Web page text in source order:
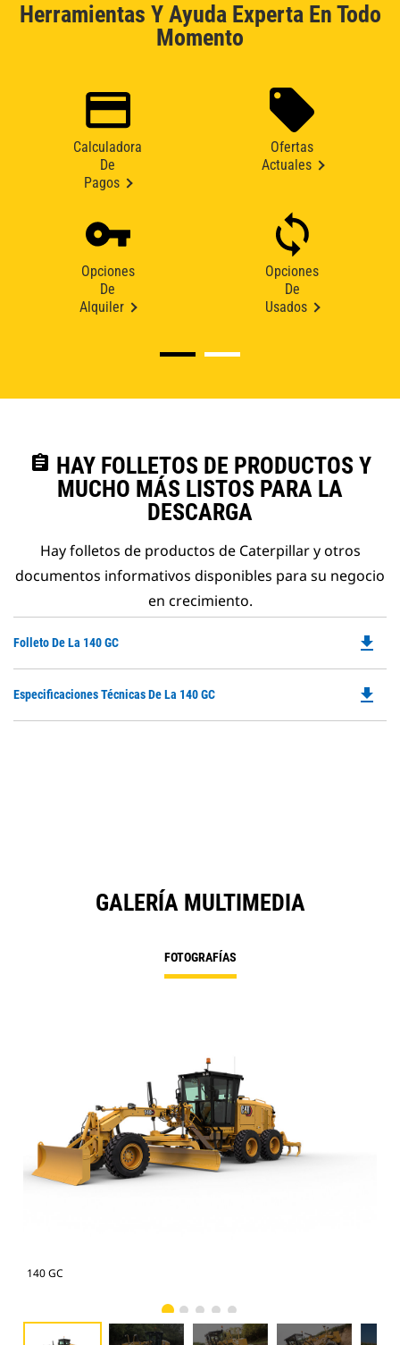
Herramientas Y Ayuda Experta En Todo
Momento
Calculadora
De
Pagos
Ofertas
Actuales
Opciones
De
Alquiler
Opciones
De
Usados
assignment HAY FOLLETOS DE PRODUCTOS Y
MUCHO MÁS LISTOS PARA LA
DESCARGA
Hay folletos de productos de Caterpillar y otros
documentos informativos disponibles para su negocio
en crecimiento.
Folleto De La 140 GC
a
file_download
Especificaciones Técnicas De La 140 GC file_download
GALERÍA MULTIMEDIA
FOTOGRAFÍAS
140 GC